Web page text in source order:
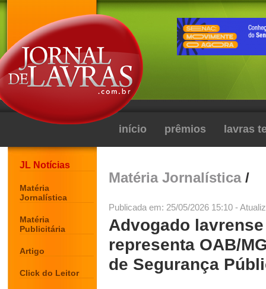
início prêmios lavras
JL Notícias
Matéria
Jornalística
Matéria
Publicitária
Artigo
Click do Leitor
Matéria Jornalística/
Publicada em: 25/05/2026 15:10 -
Advogado
representa OAB/
de Segurança